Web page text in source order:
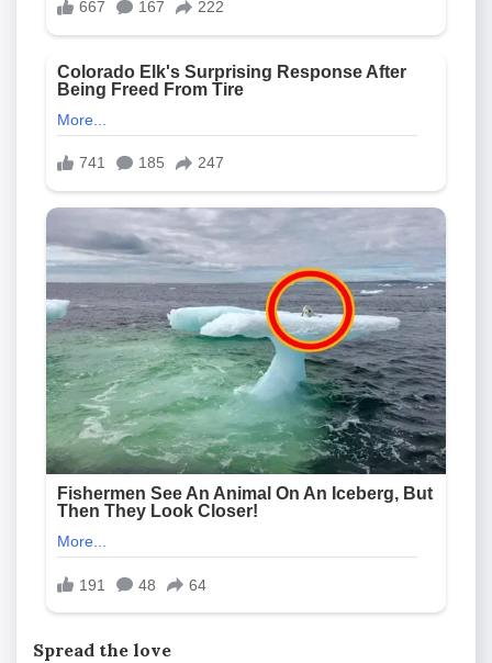
Spread the love